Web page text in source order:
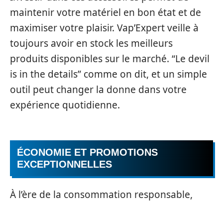
maintenir votre matériel en bon état et de
maximiser votre plaisir. Vap’Expert veille à
toujours avoir en stock les meilleurs
produits disponibles sur le marché. “Le devil
is in the details” comme on dit, et un simple
outil peut changer la donne dans votre
expérience quotidienne.
ÉCONOMIE ET PROMOTIONS
EXCEPTIONNELLES
À l’ère de la consommation responsable,